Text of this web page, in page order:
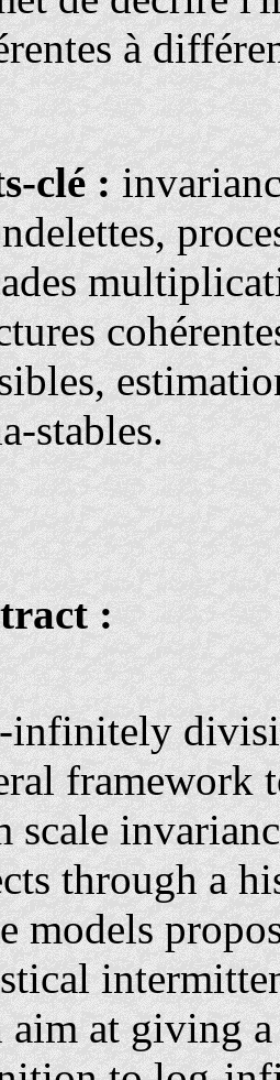
à
clé :
stables.
:
framework
scale
through a
models
aim at giving